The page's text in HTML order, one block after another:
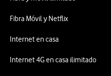
Fibra Móvil y Netflix
Internet en casa
Internet 4G en casa ilimitado